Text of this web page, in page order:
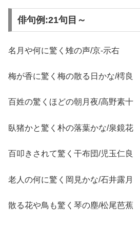
俳句例:21句目～
名月や何に驚く雉の声/京-示右
梅が香に驚く梅の散る日かな/樗良
百姓の驚くほどの朝月夜/高野素十
臥猪かと驚く朴の落葉かな/泉鏡花
百叩きされて驚く干布団/児玉仁良
老人の何に驚く岡見かな/石井露月
散る花や鳥も驚く琴の塵/松尾芭蕉